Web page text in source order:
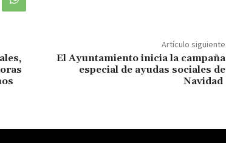
Artículo siguiente
El Ayuntamiento inicia la campaña
especial de ayudas sociales de
Navidad